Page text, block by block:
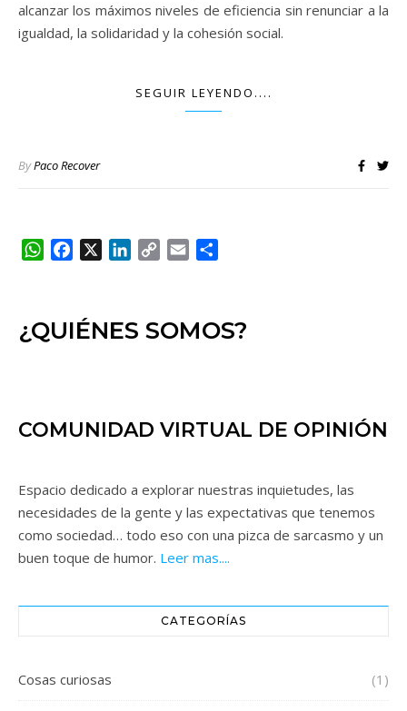
alcanzar los máximos niveles de eficiencia sin renunciar a la
igualdad, la solidaridad y la cohesión social.
SEGUIR LEYENDO....
ByPaco Recover
WhatsApp
Facebook LinkedIn
Copy
Email
¿QUIÉNES SOMOS?
COMUNIDAD VIRTUAL DE OPINIÓN
Espacio dedicado a explorar nuestras inquietudes, las
necesidades de la gente y las expectativas que tenemos
como sociedad… todo eso con una pizca de sarcasmo y un
buen toque de humor. Leer mas....
CATEGORÍAS
Cosas curiosas (1)